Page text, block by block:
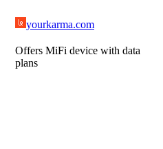
yourkarma.com
Offers MiFi device with data
plans